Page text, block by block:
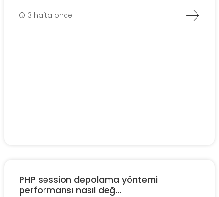
3 hafta önce
PHP session depolama yöntemi
performansı nasıl değ...